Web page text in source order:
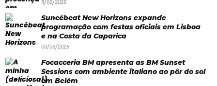
Eventos
Água
Bronzeado
11/06/2026
Suncébeat New Horizons expande
programação com festas oficiais em Lisboa
e na Costa da Caparica
03/06/2026
Focacceria BM apresenta as BM Sunset
Sessions com ambiente italiano ao pôr do sol
em Belém